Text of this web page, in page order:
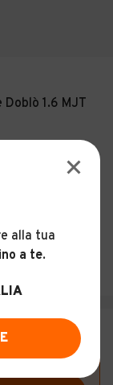
Doblò 1.6 MJT
Automatico
alla tua
a te.